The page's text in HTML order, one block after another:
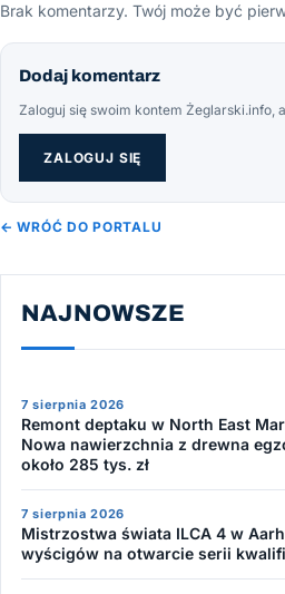
Brak komentarzy. Twój może być
Dodaj komentarz
Zaloguj się swoim kontem Żeglarski.info,
ZALOGUJ SIĘ
← WRÓĆ DO PORTALU
NAJNOWSZE
7 sierpnia 2026
Remont deptaku w North East
Nowa nawierzchnia z drewna
około 285 tys. zł
7 sierpnia 2026
Mistrzostwa świata ILCA 4 w
wyścigów na otwarcie serii